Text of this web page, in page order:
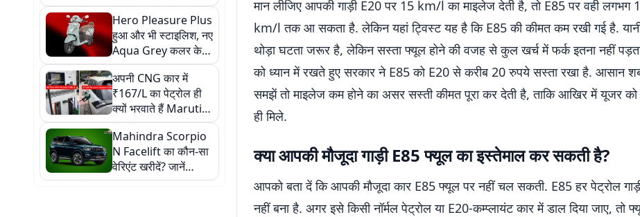
क्या-क्या बदला और क्या
रहा पहले जैसा
Hero Pleasure Plus
हुआ और भी स्टाइलिश, नए
Aqua Grey कलर के
साथ हुई एंट्री, जानें कीमत
अपनी CNG कार में
₹167/L का पेट्रोल ही
क्यों भरवाते हैं Maruti
Suzuki के ये मालिक?
वीडियो में बताई वजह
Mahindra Scorpio
N Facelift का कौन-सा
वेरिएंट खरीदें? जानें
किसपर होगी कितनी बचत
मान लीजिए आपकी गाड़ी E20 पर 15 km/l का माइलेज देती है, तो E85 पर वही लगभग
km/l तक आ सकता है. लेकिन यहां ट्विस्ट यह है कि E85 की कीमत कम रखी गई है.
थोड़ा घटता जरूर है, लेकिन सस्ता फ्यूल होने की वजह से कुल खर्च में फर्क इतना नहीं
को ध्यान में रखते हुए सरकार ने E85 को E20 से करीब 20 रुपये सस्ता रखा है. आसान
समझें तो माइलेज कम होने का असर सस्ती कीमत पूरा कर देती है, ताकि आखिर में यूजर को
ही मिले.
क्या आपकी मौजूदा गाड़ी E85 फ्यूल का इस्तेमाल कर सकती है?
आपको बता दें कि आपकी मौजूदा कार E85 फ्यूल पर नहीं चल सकती. E85 हर पेट्रोल
नहीं बना है. अगर इसे किसी नॉर्मल पेट्रोल या E20-कम्प्लायंट कार में डाल दिया जाए, तो